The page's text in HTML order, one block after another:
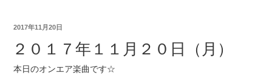
2017年11月20日
２０１７年１１月２０日（月）
本日のオンエア楽曲です☆